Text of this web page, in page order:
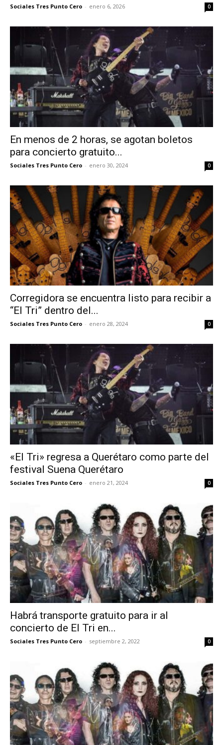
Sociales Tres Punto Cero - enero 6, 2026 0
En menos de 2 horas, se agotan boletos
para concierto gratuito...
Sociales Tres Punto Cero - enero 30, 2024 0
Corregidora se encuentra listo para recibir a
“El Tri” dentro del...
Sociales Tres Punto Cero - enero 28, 2024 0
«El Tri» regresa a Querétaro como parte del
festival Suena Querétaro
Sociales Tres Punto Cero - enero 21, 2024 0
Habrá transporte gratuito para ir al
concierto de El Tri en...
Sociales Tres Punto Cero - septiembre 2, 2022 0